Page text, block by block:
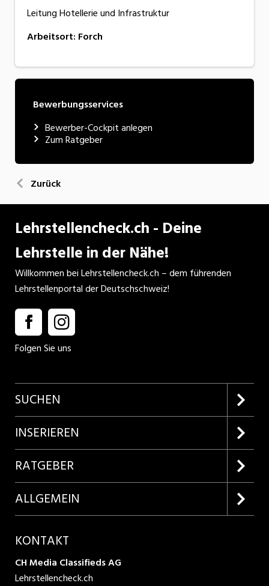
Leitung Hotellerie und Infrastruktur
Arbeitsort: Forch
Bewerbungsservices
Bewerber-Cockpit anlegen
Zum Ratgeber
Zurück
Lehrstellencheck.ch - Deine
Lehrstelle in der Nähe!
Willkommen bei Lehrstellencheck.ch – dem führenden
Lehrstellenportal der Deutschschweiz!
Folgen Sie uns
SUCHEN
Firmenprofile entdecken
Lehrstellen suchen
INSERIEREN
Kundenlogin
Inserieren
Produkte
RATGEBER
Lehrberufe entdecken
ALLGEMEIN
AGB
KONTAKT
CH Media Classifieds AG
Lehrstellencheck.ch